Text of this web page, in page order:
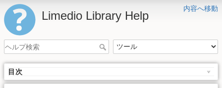
内容へ移動
Limedio Library Help
目次